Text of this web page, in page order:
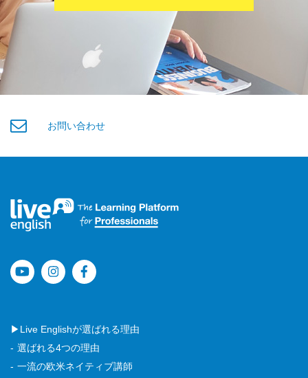
お問い合わせ
▶Live Englishが選ばれる理由
選ばれる4つの理由
一流の欧米ネイティブ講師